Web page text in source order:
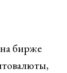
бирже